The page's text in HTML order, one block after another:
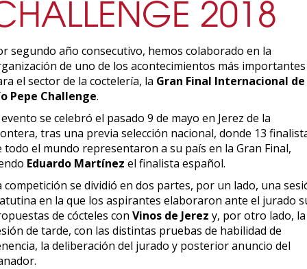
2018
segundo año consecutivo, hemos colaborado en la
de uno de los acontecimientos más importantes
el sector de la coctelería, la Gran Final Internacional de
Pepe Challenge.
evento se celebró el pasado 9 de mayo en Jerez de la
tras una previa selección nacional, donde 13
todo el mundo representaron a su país en la Gran Final,
Eduardo Martínez el finalista español.
competición se dividió en dos partes, por un lado, una
en la que los aspirantes elaboraron ante el jurado
de cócteles con Vinos de Jerez y, por otro lado, la
de tarde, con las distintas pruebas de habilidad de
la deliberación del jurado y posterior anuncio del